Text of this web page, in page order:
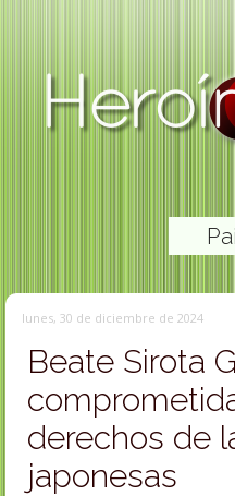
lunes, 30 de diciembre de 2024
Beate Sirota
derechos de
japonesas